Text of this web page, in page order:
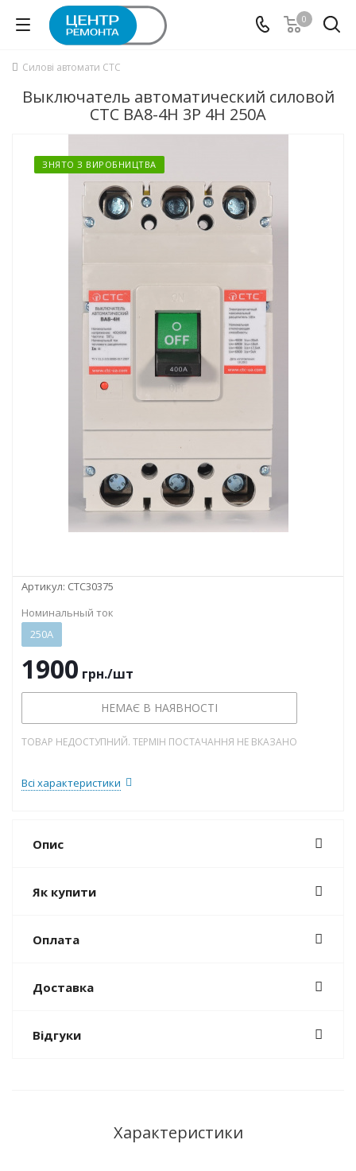
0
Силові автомати СТС
Выключатель автоматический силовой
СТС ВА8-4Н 3P 4Н 250А
ЗНЯТО З ВИРОБНИЦТВА
Артикул: СТС30375
Номинальный ток
250А
1900 грн./шт
НЕМАЄ В НАЯВНОСТІ
ТОВАР НЕДОСТУПНИЙ. ТЕРМІН ПОСТАЧАННЯ НЕ ВКАЗАНО
Всі характеристики
Опис
Як купити
Оплата
Доставка
Відгуки
Характеристики